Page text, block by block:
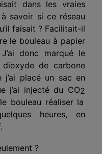
dans les vraies
savoir si ce réseau
faisait ? Facilitait-il
le bouleau à papier
donc marqué le
de carbone
j’ai placé un sac en
j’ai injecté du CO2
bouleau réaliser la
heures, en
?